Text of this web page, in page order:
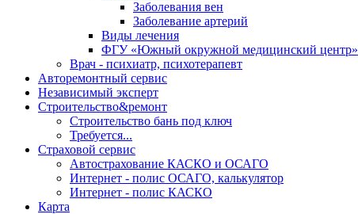
Заболевания вен
Заболевание артерий
Виды лечения
ФГУ «Южный окружной медицинский центр»
Врач - психиатр, психотерапевт
Авторемонтный сервис
Независимый эксперт
Строительство&ремонт
Строительство бань под ключ
Требуется...
Страховой сервис
Автострахование КАСКО и ОСАГО
Интернет - полис ОСАГО, калькулятор
Интернет - полис КАСКО
Карта